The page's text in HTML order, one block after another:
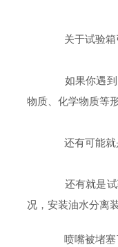
关于试验箱
如果你遇到
物质、化学物质等
还有可能
还有就是试
况，安装油水分离
喷嘴被堵塞